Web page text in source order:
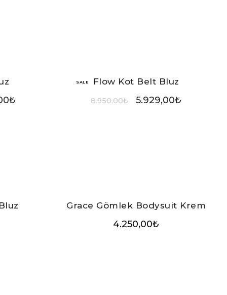
₺
SALE Flow Kot Belt Bluz
8.950,00₺ 5.929,00₺
Grace Gömlek Bodysuit Krem
4.250,00₺